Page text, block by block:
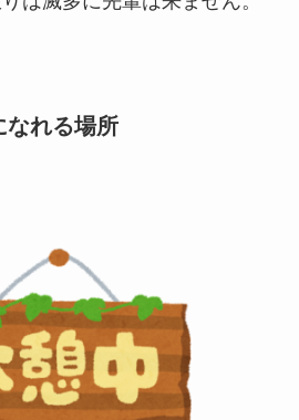
なれる場所